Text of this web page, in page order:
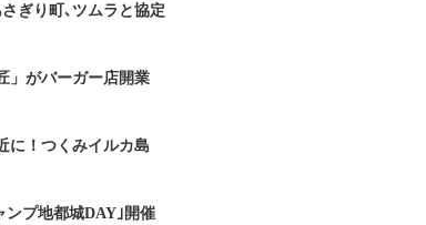
ぎり町､ツムラと協定
」がバーガー店開業
に！つくみイルカ島
ンプ地都城DAY｣開催